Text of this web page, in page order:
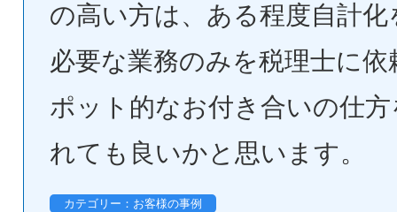
の高い方は、ある程度自計化
必要な業務のみを税理士に依
ポット的なお付き合いの仕
れても良いかと思います。
カテゴリー：お客様の事例